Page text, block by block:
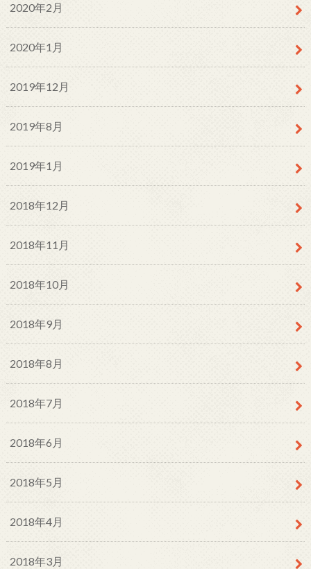
2020年2月
2020年1月
2019年12月
2019年8月
2019年1月
2018年12月
2018年11月
2018年10月
2018年9月
2018年8月
2018年7月
2018年6月
2018年5月
2018年4月
2018年3月